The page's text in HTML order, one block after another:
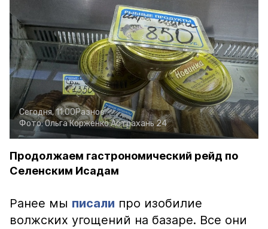
Сегодня, 11:00Разное
Фото:Ольга КорженкоАстрахань 24
Продолжаем гастрономический рейд по
Селенским Исадам
Ранее мы писали про изобилие
волжских угощений на базаре. Все они